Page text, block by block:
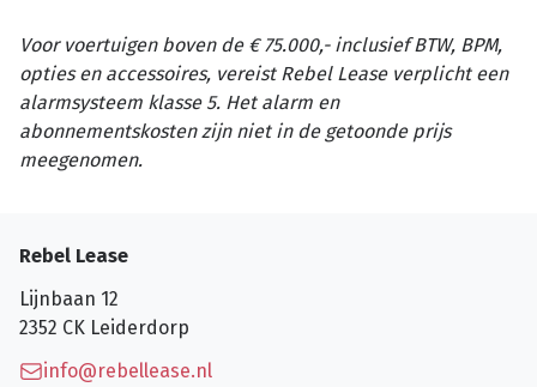
Voor voertuigen boven de € 75.000,- inclusief BTW, BPM,
opties en accessoires, vereist Rebel Lease verplicht een
alarmsysteem klasse 5. Het alarm en
abonnementskosten zijn niet in de getoonde prijs
meegenomen.
Rebel Lease
Lijnbaan 12
2352 CK Leiderdorp
info@rebellease.nl